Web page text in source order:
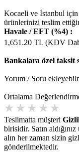
Kocaeli ve İstanbul
ürünlerinizi teslim
Havale / EFT (%4) :
1,651.20 TL (KDV
Bankalara özel taksit
Yorum / Soru
Ortalama
Teslimatta müşteri
birisidir. Satın
alın her zaman sizin
gönderilmektedir.